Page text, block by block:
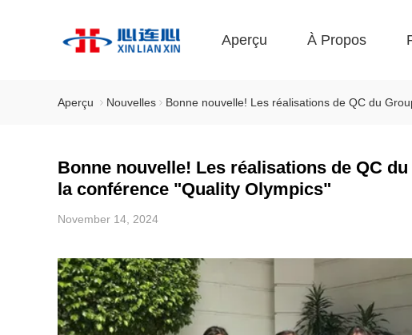
Aperçu À Propos
Aperçu Nouvelles Bonne nouvelle! Les réalisations de QC du
Bonne nouvelle! Les réalisations de QC
la conférence "Quality Olympics"
November 14, 2024